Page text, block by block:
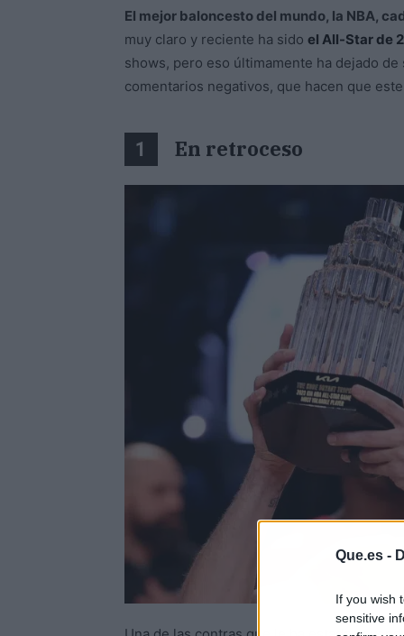
Que.es -
If you wish
sensitive
El mejor baloncesto del mundo, la NBA,
muy claro y reciente ha sido el All-Star de
shows, pero eso últimamente ha dejado
comentarios negativos, que hacen que
1 En retroceso